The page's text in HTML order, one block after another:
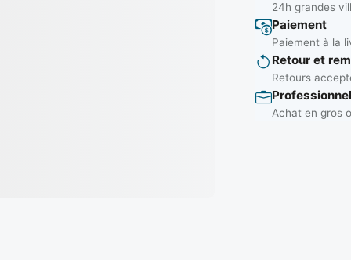
24h grandes
Paiement
Paiement à la
Retour et
Retours
Achat en gros